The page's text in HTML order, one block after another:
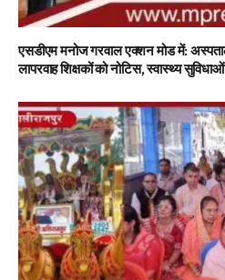
एसडीएम मनोज गरवाल एक्शन मोड में:
लापरवाह शिक्षकों को नोटिस, स्वास्थ्य